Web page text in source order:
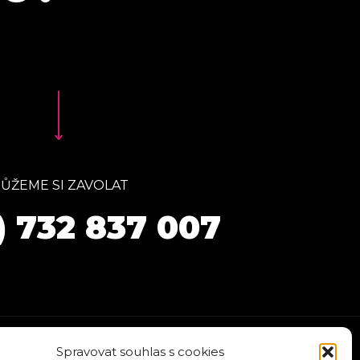
Spravovat souhlas s cookies
SI ZAVOLAT
732 837 007